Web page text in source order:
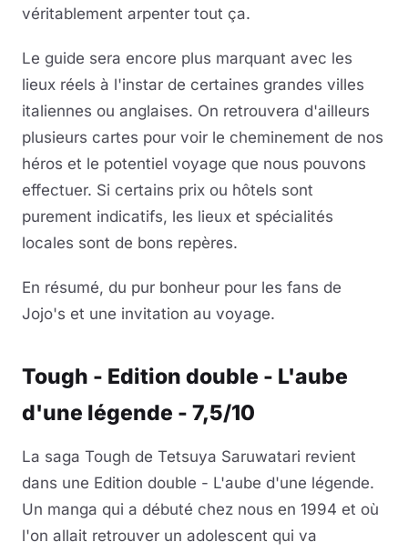
véritablement arpenter tout ça.
Le guide sera encore plus marquant avec les
lieux réels à l'instar de certaines grandes villes
italiennes ou anglaises. On retrouvera d'ailleurs
plusieurs cartes pour voir le cheminement de nos
héros et le potentiel voyage que nous pouvons
effectuer. Si certains prix ou hôtels sont
purement indicatifs, les lieux et spécialités
locales sont de bons repères.
En résumé, du pur bonheur pour les fans de
Jojo's et une invitation au voyage.
Tough - Edition double - L'aube
d'une légende - 7,5/10
La saga Tough de Tetsuya Saruwatari revient
dans une Edition double - L'aube d'une légende.
Un manga qui a débuté chez nous en 1994 et où
l'on allait retrouver un adolescent qui va